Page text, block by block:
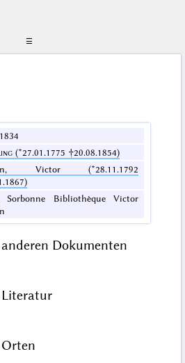
☰
(*27.01.1775 †20.08.1854)
Victor (*28.11.1792
Sorbonne Bibliothèque Victor
Dokumenten
Literatur